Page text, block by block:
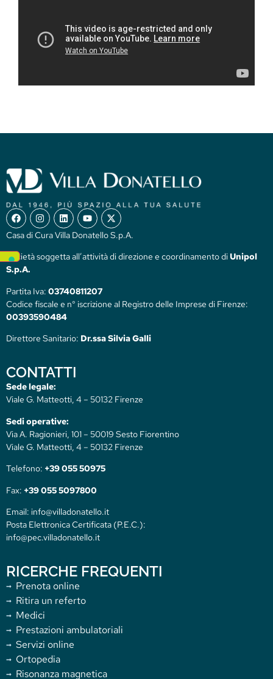
Casa di Cura Villa Donatello S.p.A.
Società soggetta all’attività di direzione e coordinamento diUnipol
S.p.A.
Partita Iva: 03740811207
Codice fiscale e n° iscrizione al Registro delle Imprese di Firenze:
00393590484
Direttore Sanitario: Dr.ssa Silvia Galli
CONTATTI
Sede legale:
Viale G. Matteotti, 4 – 50132 Firenze
Sedi operative:
Via A. Ragionieri, 101 – 50019 Sesto Fiorentino
Viale G. Matteotti, 4 – 50132 Firenze
Telefono: +39 055 50975
Fax: +39 055 5097800
Email: info@villadonatello.it
Posta Elettronica Certificata (P.E.C.):
info@pec.villadonatello.it
RICERCHE FREQUENTI
Prenota online
Ritira un referto
Medici
Prestazioni ambulatoriali
Servizi online
Ortopedia
Risonanza magnetica